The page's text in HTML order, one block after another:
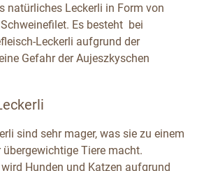
natürliches Leckerli in Form von
Es besteht bei
Leckerli aufgrund der
Gefahr der Aujeszkyschen
sind sehr mager, was sie zu einem
Tiere macht.
Hunden und Katzen aufgrund